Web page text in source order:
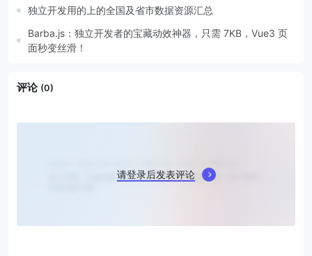
独立开发用的上的全国及省市数据资源汇总
Barba.js：独立开发者的宝藏动效神器，只需 7KB，Vue3 页
面秒变丝滑！
评论 (0)
请登录后发表评论